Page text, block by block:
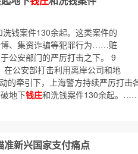
洗钱案件130余起。这类案件的
博、集资诈骗等犯罪行为……赃
公安部门的严厉打击之下。 9
公安部打击利用离岸公司和地
的牵引下，上海警方持续严厉打击
地下钱庄和洗钱案件130余起。
新兴国家支付痛点